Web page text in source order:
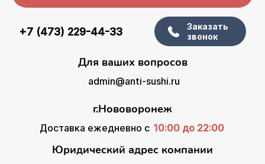
+7 (473) 229-44-33
Заказать
звонок
Для ваших вопросов
admin@anti-sushi.ru
г.Нововоронеж
Доставка ежедневно с 10:00 до 22:00
Юридический адрес компании